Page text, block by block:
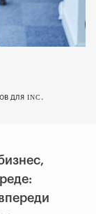
для INC .